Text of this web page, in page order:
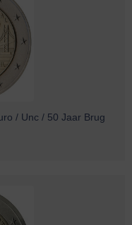
/ Unc / 50 Jaar Brug